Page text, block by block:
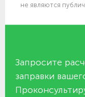
не являются
Запросите
заправки